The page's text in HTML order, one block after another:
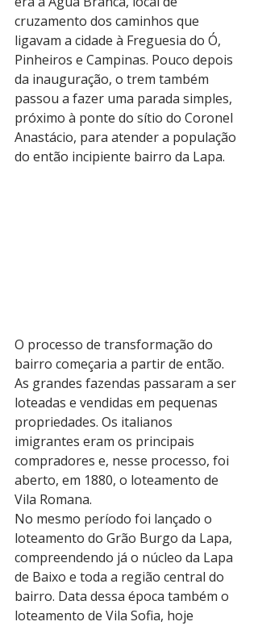
cruzamento dos caminhos que
ligavam a cidade à Freguesia do Ó,
Pinheiros e Campinas. Pouco depois
da inauguração, o trem também
passou a fazer uma parada simples,
próximo à ponte do sítio do Coronel
Anastácio, para atender a população
do então incipiente bairro da Lapa.
O processo de transformação do
bairro começaria a partir de então.
As grandes fazendas passaram a ser
loteadas e vendidas em pequenas
propriedades. Os italianos
imigrantes eram os principais
compradores e, nesse processo, foi
aberto, em 1880, o loteamento de
Vila Romana.
No mesmo período foi lançado o
loteamento do Grão Burgo da Lapa,
compreendendo já o núcleo da Lapa
de Baixo e toda a região central do
bairro. Data dessa época também o
loteamento de Vila Sofia, hoje